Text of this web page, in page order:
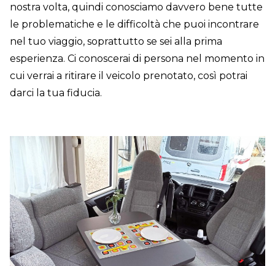
nostra volta, quindi conosciamo davvero bene tutte
le problematiche e le difficoltà che puoi incontrare
nel tuo viaggio, soprattutto se sei alla prima
esperienza. Ci conoscerai di persona nel momento in
cui verrai a ritirare il veicolo prenotato, così potrai
darci la tua fiducia.